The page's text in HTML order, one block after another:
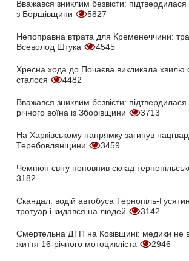
Вважався зниклим безвісти: підтвердилася
з Борщівщини
5827
Непоправна втрата для Кременеччини:
Всеволод Штука
4545
Хресна хода до Почаєва викликала
сталося
4482
Вважався зниклим безвісти:
річного воїна із Зборівщини
3713
На Харківському напрямку загинув
Теребовлянщини
3459
Чемпіон світу поповнив склад
3182
Скандал: водій автобуса Тернопіль-
тротуар і кидався на людей
3142
Смертельна ДТП на Козівщині: медики не
життя 16-річного мотоцикліста
2946